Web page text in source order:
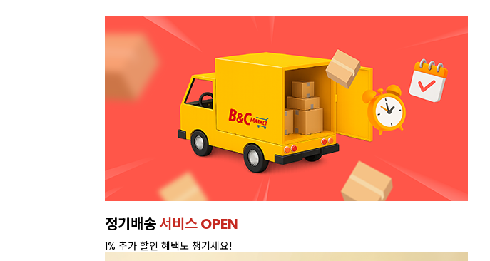
정기배송서비스 OPEN
1% 추가 할인 혜택도 챙기세요!